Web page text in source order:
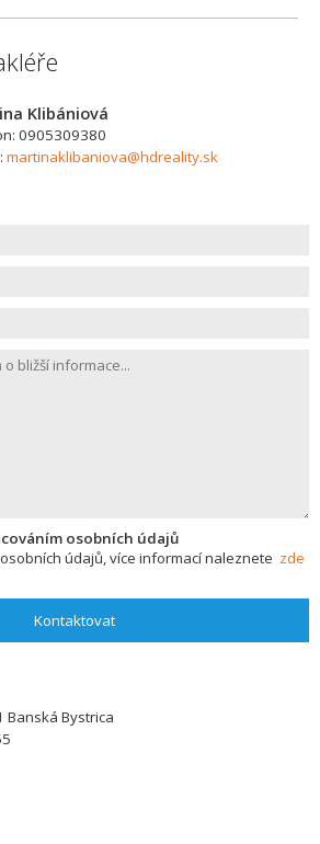
Klibániová
0905309380
martinaklibaniova@hdreality.sk
osobních údajů
údajů, více informací naleznete zde
Kontaktovat
Banská Bystrica